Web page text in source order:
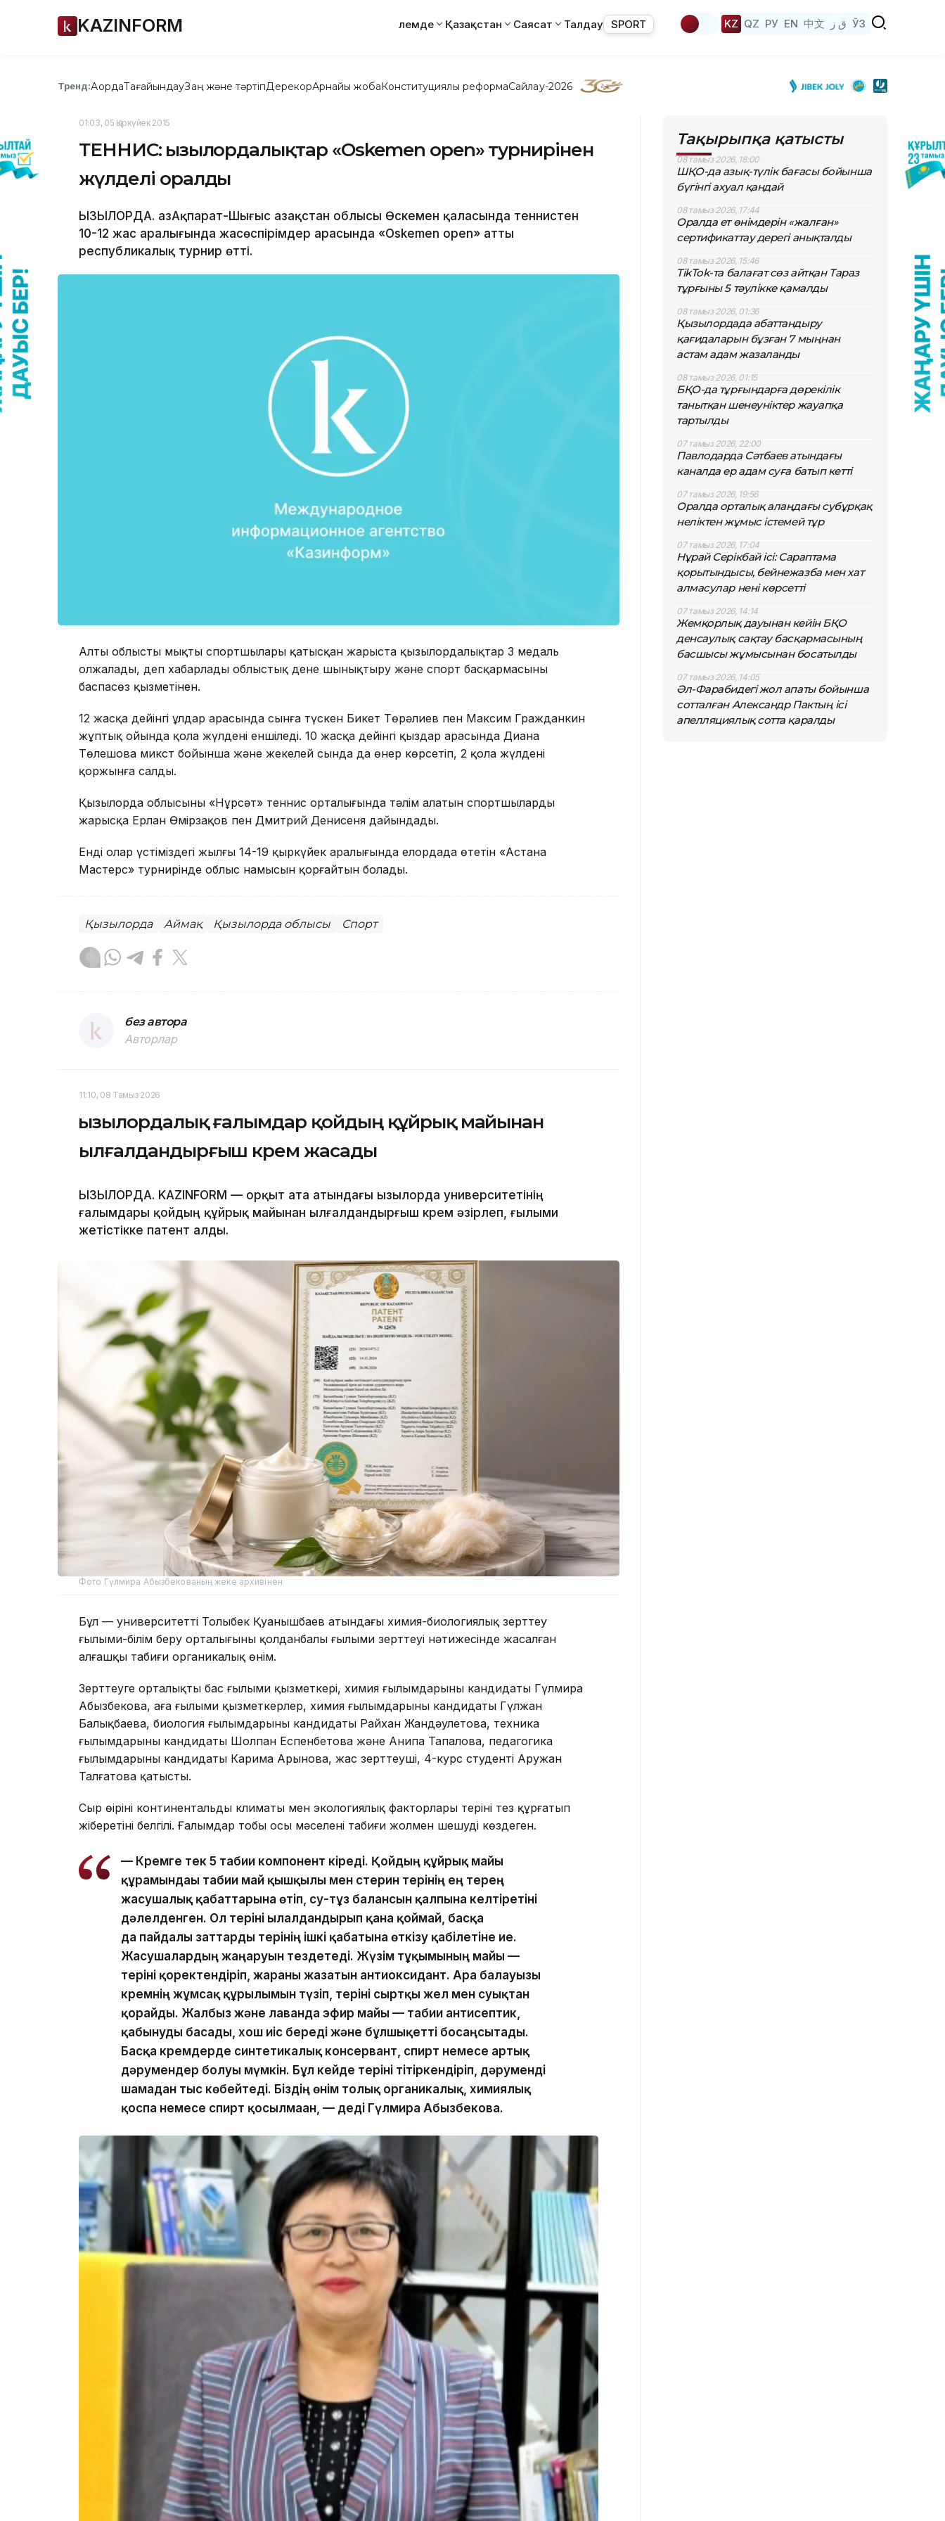
KAZINFORM Әлемде Қазақстан Саясат Талдау SPORT KZ QZ РУ EN 中文 ق ز ЎЗ
Тренд:АқордаТағайындауЗаң және тәртіпДерекқорАрнайы жобаКонституциялық реформаСайлау-2026
01:03, 05 Қыркүйек 2015
ТЕННИС: Қызылордалықтар «Oskemen open» турнирінен
жүлделі оралды
ҚЫЗЫЛОРДА. ҚазАқпарат-Шығыс Қазақстан облысы Өскемен қаласында теннистен
10-12 жас аралығында жасөспірімдер арасында «Oskemen open» атты
республикалық турнир өтті.
Алты облыстың мықты спортшылары қатысқан жарыста қызылордалықтар 3 медаль
олжалады, деп хабарлады облыстық дене шынықтыру және спорт басқармасының
баспасөз қызметінен.
12 жасқа дейінгі ұлдар арасында сынға түскен Бикет Төрәлиев пен Максим Гражданкин
жұптық ойында қола жүлдені еншіледі. 10 жасқа дейінгі қыздар арасында Диана
Төлешова микст бойынша және жекелей сында да өнер көрсетіп, 2 қола жүлдені
қоржынға салды.
Қызылорда облысының «Нұрсәт» теннис орталығында тәлім алатын спортшыларды
жарысқа Ерлан Өмірзақов пен Дмитрий Денисеня дайындады.
Енді олар үстіміздегі жылғы 14-19 қыркүйек аралығында елордада өтетін «Астана
Мастерс» турнирінде облыс намысын қорғайтын болады.
Қызылорда Аймақ Қызылорда облысы Спорт
без автора
Авторлар
11:10, 08 Тамыз 2026
Қызылордалық ғалымдар қойдың құйрық майынан
ылғалдандырғыш крем жасады
ҚЫЗЫЛОРДА. KAZINFORM — Қорқыт ата атындағы Қызылорда университетінің
ғалымдары қойдың құйрық майынан ылғалдандырғыш крем әзірлеп, ғылыми
жетістікке патент алды.
Фото Гүлмира Абызбекованың жеке архивінен
Бұл — университеттің Толыбек Қуанышбаев атындағы химия-биологиялық зерттеу
ғылыми-білім беру орталығының қолданбалы ғылыми зерттеуі нәтижесінде жасалған
алғашқы табиғи органикалық өнім.
Зерттеуге орталықтың бас ғылыми қызметкері, химия ғылымдарының кандидаты Гүлмира
Абызбекова, аға ғылыми қызметкерлер, химия ғылымдарының кандидаты Гүлжан
Балықбаева, биология ғылымдарының кандидаты Райхан Жандәулетова, техника
ғылымдарының кандидаты Шолпан Еспенбетова және Анипа Тапалова, педагогика
ғылымдарының кандидаты Карима Арынова, жас зерттеуші, 4-курс студенті Аружан
Талғатова қатысты.
Сыр өңірінің континентальды климаты мен экологиялық факторлары теріні тез құрғатып
жіберетіні белгілі. Ғалымдар тобы осы мәселені табиғи жолмен шешуді көздеген.
— Кремге тек 5 табиғи компонент кіреді. Қойдың құйрық майы
құрамындағы табиғи май қышқылы мен стерин терінің ең терең
жасушалық қабаттарына өтіп, су-тұз балансын қалпына келтіретіні
дәлелденген. Ол теріні ылғалдандырып қана қоймай, басқа
да пайдалы заттарды терінің ішкі қабатына өткізу қабілетіне ие.
Жасушалардың жаңаруын тездетеді. Жүзім тұқымының майы —
теріні қоректендіріп, жараны жазатын антиоксидант. Ара балауызы
кремнің жұмсақ құрылымын түзіп, теріні сыртқы жел мен суықтан
қорғайды. Жалбыз және лаванда эфир майы — табиғи антисептик,
қабынуды басады, хош иіс береді және бұлшықетті босаңсытады.
Басқа кремдерде синтетикалық консервант, спирт немесе артық
дәрумендер болуы мүмкін. Бұл кейде теріні тітіркендіріп, дәруменді
шамадан тыс көбейтеді. Біздің өнім толық органикалық, химиялық
қоспа немесе спирт қосылмаған, — деді Гүлмира Абызбекова.
Тақырыпқа қатысты
08 тамыз 2026, 18:00
ШҚО-да азық-түлік бағасы бойынша
бүгінгі ахуал қандай
08 тамыз 2026, 17:44
Оралда ет өнімдерін «жалған»
сертификаттау дерегі анықталды
08 тамыз 2026, 15:46
TikTok-та балағат сөз айтқан Тараз
тұрғыны 5 тәулікке қамалды
08 тамыз 2026, 01:36
Қызылордада абаттандыру
қағидаларын бұзған 7 мыңнан
астам адам жазаланды
08 тамыз 2026, 01:15
БҚО-да тұрғындарға дөрекілік
танытқан шенеуніктер жауапқа
тартылды
07 тамыз 2026, 22:00
Павлодарда Сәтбаев атындағы
каналда ер адам суға батып кетті
07 тамыз 2026, 19:56
Оралда орталық алаңдағы субұрқақ
неліктен жұмыс істемей тұр
07 тамыз 2026, 17:04
Нұрай Серікбай ісі: Сараптама
қорытындысы, бейнежазба мен хат
алмасулар нені көрсетті
07 тамыз 2026, 14:14
Жемқорлық дауынан кейін БҚО
денсаулық сақтау басқармасының
басшысы жұмысынан босатылды
07 тамыз 2026, 14:05
Әл-Фарабидегі жол апаты бойынша
сотталған Александр Пактың ісі
апелляциялық сотта қаралды